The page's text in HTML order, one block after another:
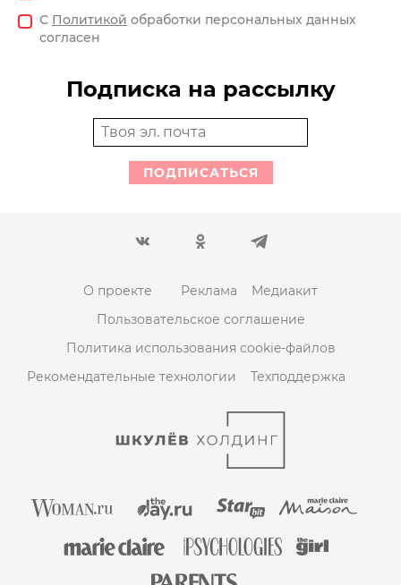
С Политикой обработки персональных данных
согласен
Подписка на рассылку
ПОДПИСАТЬСЯ
О проекте Реклама
Медиакит
Пользовательское соглашение
Политика использования cookie-файлов
Рекомендательные технологии
Техподдержка